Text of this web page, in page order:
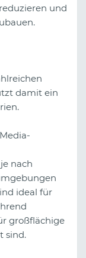
und
damit ein
nach
ideal für
großflächige
sind.